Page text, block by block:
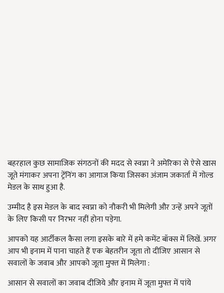
बहरहाल कुछ सामाजिक संगठनों की मदद से स्वप्ना ने अमेरिका से ऐसे खास
जूते मंगाकर अपना ट्रेंनिंग का आगाज किया जिसका अंजाम जकार्ता में गोल्ड
मेडल के साथ हुआ है.
उम्मीद है इस मेडल के बाद स्वप्ना को नौकरी भी मिलेगी और उन्हें अपने जूतों
के लिए किसी पर निरभर नहीं होना पड़ेगा.
आपको यह आर्टीकल कैसा लगा इसके बारे में हमे कमेंट बॉक्स में लिखें. अगर
आप भी इनाम में पाना चाहते हैं एक बेहतरीन जूता तो दीजिए आसान से
सवालों के जवाब और आपको जूता मुफ्त में मिलेगा :
आसान से सवालों का जवाब दीजिये और इनाम में जूता मुफ्त में पांये